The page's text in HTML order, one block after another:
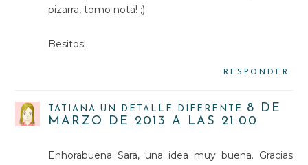
pizarra, tomo nota! ;)
Besitos!
RESPONDER
TATIANA UN DETALLE DIFERENTE
8 DE
MARZO DE 2013 A LAS 21:00
Enhorabuena Sara, una idea muy buena. Gracias